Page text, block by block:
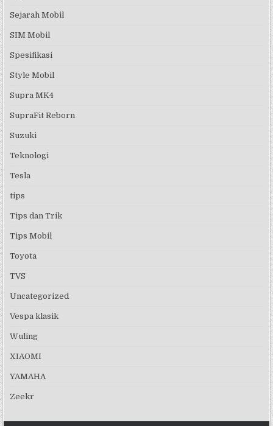
Sejarah Mobil
SIM Mobil
Spesifikasi
Style Mobil
Supra MK4
SupraFit Reborn
Suzuki
Teknologi
Tesla
tips
Tips dan Trik
Tips Mobil
Toyota
TVS
Uncategorized
Vespa klasik
Wuling
XIAOMI
YAMAHA
Zeekr